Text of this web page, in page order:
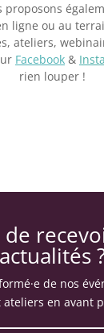
proposons
ligne ou au
ateliers,
Facebook&
rien louper !
de
actualités
de nos
ateliers en avant